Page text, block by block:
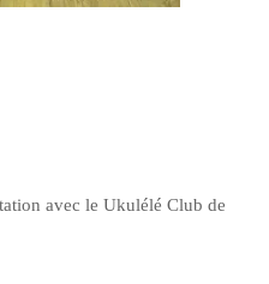
avec le Ukulélé Club de